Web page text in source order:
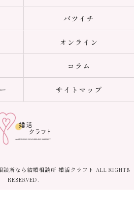
バツイチ
オンライン
コラム
サイトマップ
所なら結婚相談所 婚活クラフト ALL RIGHTS
RESERVED.